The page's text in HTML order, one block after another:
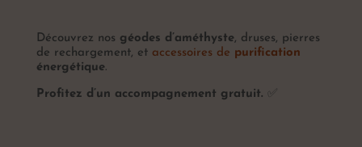
Découvrez nos géodes d’améthyste, druses, pierres
de rechargement, etaccessoires de purification
énergétique.
Profitez d’un accompagnement gratuit.